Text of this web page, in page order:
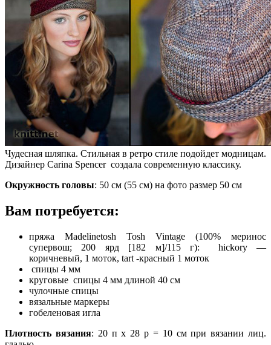
Чудесная шляпка. Стильная в ретро стиле подойдет модницам.
Дизайнер Carina Spencer создала современную классику.
Окружность головы: 50 см (55 см) на фото размер 50 см
Вам потребуется:
пряжа Madelinetosh Tosh Vintage (100% меринос
супервош; 200 ярд [182 м]/115 г): hickory —
коричневый, 1 моток, tart -красный 1 моток
спицы 4 мм
круговые спицы 4 мм длиной 40 см
чулочные спицы
вязальные маркеры
гобеленовая игла
Плотность вязания: 20 п х 28 р = 10 см при вязании лиц.